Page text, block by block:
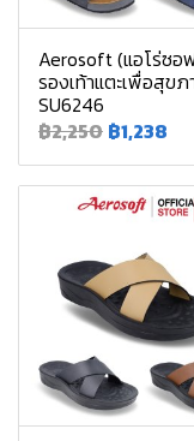
Aerosoft (แอโร่ซอ
รองเท้าแตะเพื่อสุข
SU6246
฿2,250 ฿1,238